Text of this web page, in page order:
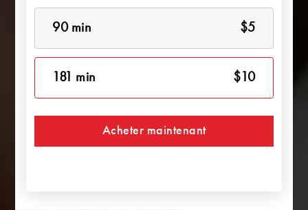
90 min $5
181 min $10
Acheter maintenant